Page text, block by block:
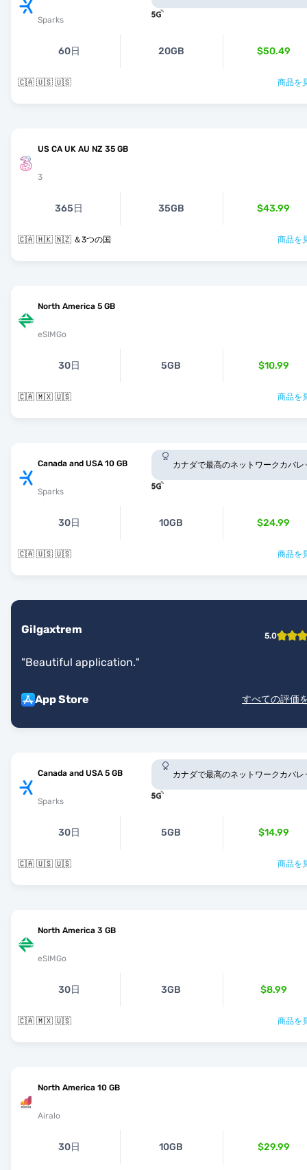
Sparks
60日 20GB $50.49
🇨🇦 🇺🇸 🇺🇸 商品を
US CA UK AU NZ 35 GB
3
365日 35GB $43.99
🇨🇦 🇭🇰 🇳🇿 ＆3つの国 商品を
North America 5 GB
eSIMGo
30日 5GB $10.99
🇨🇦 🇲🇽 🇺🇸 商品を
Canada and USA 10 GB
Sparks
カナダで最高のネットワークカバレ
30日 10GB $24.99
🇨🇦 🇺🇸 🇺🇸 商品を
Gilgaxtrem 5.0
"Beautiful application."
App Store すべての評価
Canada and USA 5 GB
Sparks
カナダで最高のネットワークカバレ
30日 5GB $14.99
🇨🇦 🇺🇸 🇺🇸 商品を
North America 3 GB
eSIMGo
30日 3GB $8.99
🇨🇦 🇲🇽 🇺🇸 商品を
North America 10 GB
Airalo
30日 10GB $29.99